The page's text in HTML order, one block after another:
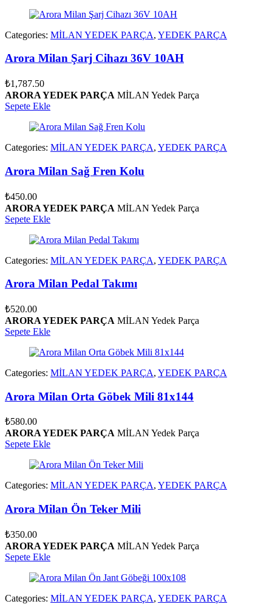
Categories: MİLAN YEDEK PARÇA, YEDEK PARÇA
Arora Milan Şarj Cihazı 36V 10AH
₺1,787.50
ARORA YEDEK PARÇA MİLAN Yedek Parça
Sepete Ekle
Categories: MİLAN YEDEK PARÇA, YEDEK PARÇA
Arora Milan Sağ Fren Kolu
₺450.00
ARORA YEDEK PARÇA MİLAN Yedek Parça
Sepete Ekle
Categories: MİLAN YEDEK PARÇA, YEDEK PARÇA
Arora Milan Pedal Takımı
₺520.00
ARORA YEDEK PARÇA MİLAN Yedek Parça
Sepete Ekle
Categories: MİLAN YEDEK PARÇA, YEDEK PARÇA
Arora Milan Orta Göbek Mili 81x144
₺580.00
ARORA YEDEK PARÇA MİLAN Yedek Parça
Sepete Ekle
Categories: MİLAN YEDEK PARÇA, YEDEK PARÇA
Arora Milan Ön Teker Mili
₺350.00
ARORA YEDEK PARÇA MİLAN Yedek Parça
Sepete Ekle
Categories: MİLAN YEDEK PARÇA, YEDEK PARÇA